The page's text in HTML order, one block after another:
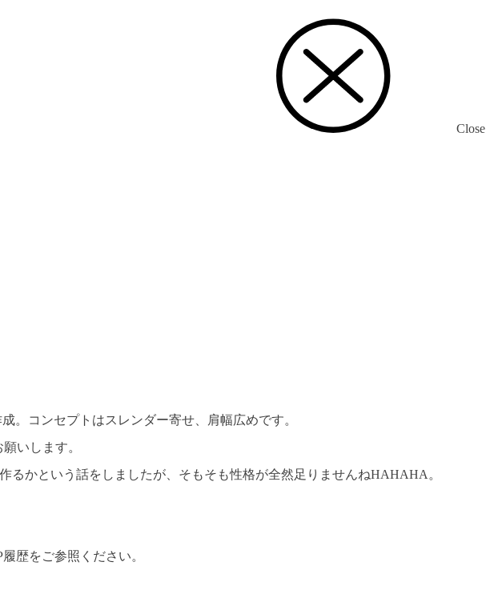
Close
。コンセプトはスレンダー寄せ、肩幅広めです。
いします。
かという話をしましたが、そもそも性格が全然足りませんねHAHAHA。
歴をご参照ください。